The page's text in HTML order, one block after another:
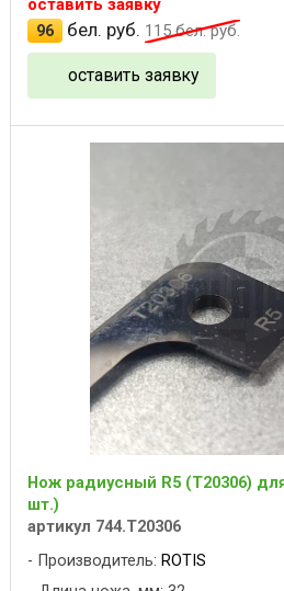
оставить заявку
96
бел. руб. 115бел. руб.
оставить заявку
Нож радиусный R5 (T20306)
шт.)
артикул 744.T20306
Производитель: ROTIS